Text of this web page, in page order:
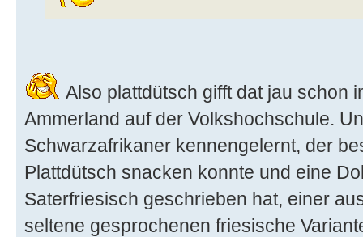
Also plattdütsch gifft dat jau schon
Ammerland auf der Volkshochschule.
Schwarzafrikaner kennengelernt, der
Plattdütsch snacken konnte und eine
Saterfriesisch geschrieben hat, einer
seltene gesprochenen friesische